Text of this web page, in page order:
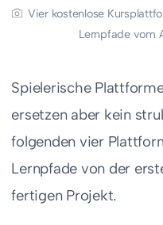
Vier kostenlose
Lernpfade vom
Spielerische
ersetzen aber kein
folgenden vier
Lernpfade von der
fertigen Projekt.